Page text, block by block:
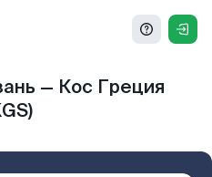
— Кос Греция